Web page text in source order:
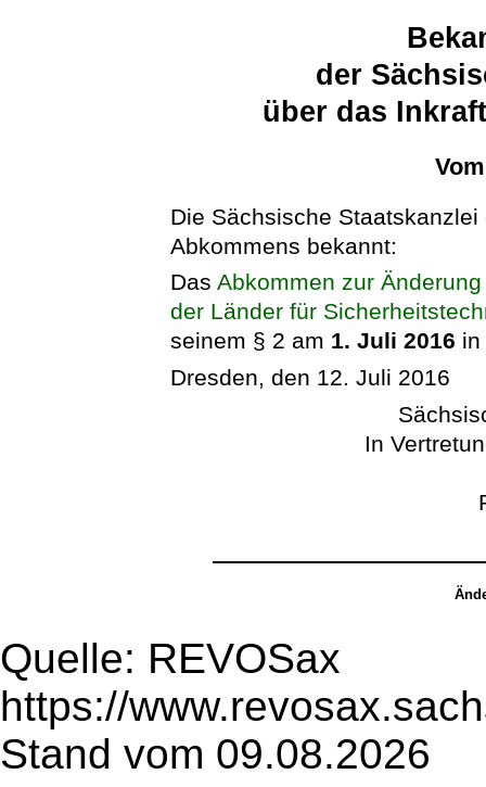
der
über das
Die Sächsische
Abkommens bekannt:
DasAbkommen zur
der Länder für
seinem § 2 am 1. Juli 2016 in
Dresden, den 12. Juli 2016
In
Quelle: REVOSax
https://
Stand vom 09.08.2026